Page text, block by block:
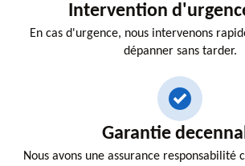
Intervention
En cas d'urgence, nous intervenons
dépanner sans tarder.
Garantie
Nous avons une assurance responsabilité